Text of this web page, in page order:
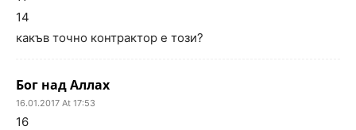
14
какъв точно контрактор е този?
Бог над Аллах
16.01.2017 At 17:53
16